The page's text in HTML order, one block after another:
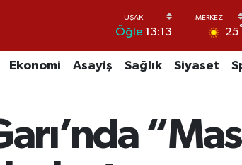
Öğle 13:13 25°
Ekonomi Asayiş Sağlık Siyaset